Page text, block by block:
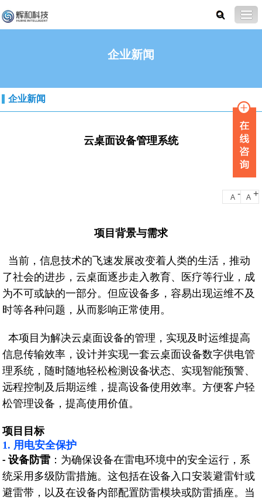
企业新闻
企业新闻
云桌面设备管理系统
A - A +
项目背景与需求
当前，信息技术的飞速发展改变着人类的生活，推动
了社会的进步，云桌面逐步走入教育、医疗等行业，成
为不可或缺的一部分。但应设备多，容易出现运维不及
时等各种问题，从而影响正常使用。
本项目为解决云桌面设备的管理，实现及时运维提高
信息传输效率，设计并实现一套云桌面设备数字供电管
理系统，随时随地轻松检测设备状态、实现智能预警、
远程控制及后期运维，提高设备使用效率。方便客户轻
松管理设备，提高使用价值。
项目目标
1. 用电安全保护
-设备防雷 ：为确保设备在雷电环境中的安全运行，系
统采用多级防雷措施。这包括在设备入口安装避雷针或
避雷带，以及在设备内部配置防雷模块或防雷插座。当